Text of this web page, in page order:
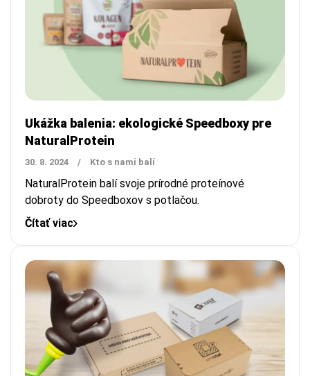
Ukážka balenia: ekologické Speedboxy pre
NaturalProtein
30. 8. 2024 / Kto s nami balí
NaturalProtein balí svoje prírodné proteínové
dobroty do Speedboxov s potlačou.
Čítať viac